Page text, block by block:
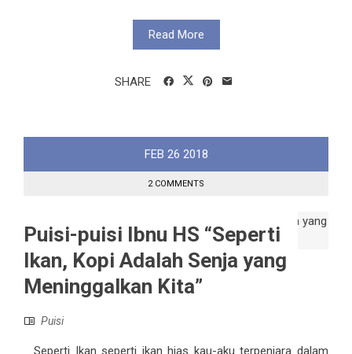
Read More
SHARE
FEB 26 2018
2 COMMENTS
Puisi-puisi Ibnu HS “Seperti
Ikan, Kopi Adalah Senja yang
Meninggalkan Kita”
Puisi
Seperti Ikan seperti ikan hias kau-aku terpenjara dalam